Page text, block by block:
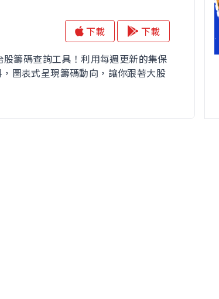
下載
下載
股籌碼查詢工具！利用每週更新的集保
圖表式呈現籌碼動向，讓你跟著大股